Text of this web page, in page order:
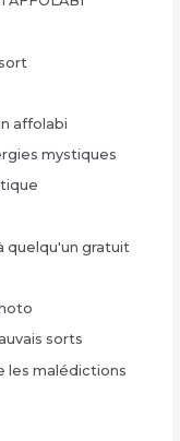
affolabi
mystiques
quelqu'un gratuit
sorts
les malédictions